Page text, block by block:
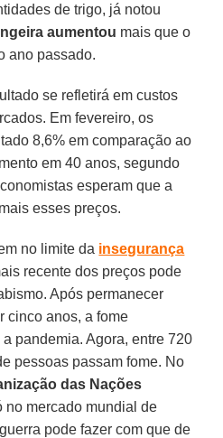
de trigo, já notou
aumentou mais que o
ano passado.
se refletirá em custos
Em fevereiro, os
8,6% em comparação ao
em 40 anos, segundo
esperam que a
esses preços.
no limite da insegurança
recente dos preços pode
Após permanecer
cinco anos, a fome
pandemia. Agora, entre 720
pessoas passam fome. No
das Nações
no mercado mundial de
pode fazer com que de